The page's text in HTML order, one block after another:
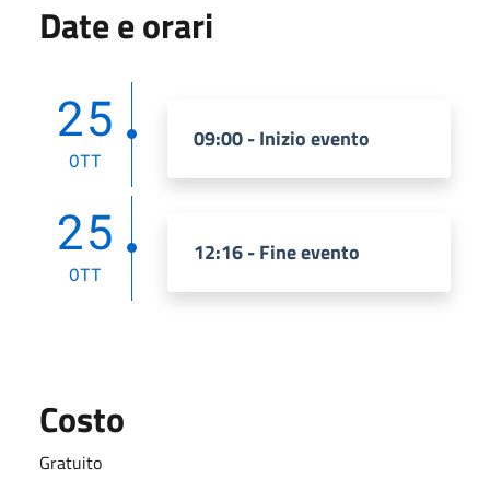
Date e orari
25
OTT
09:00 - Inizio evento
25
OTT
12:16 - Fine evento
Costo
Gratuito